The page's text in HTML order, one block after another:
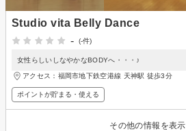
Studio vita Belly Dance
-
(-件)
女性らしいしなやかなBODYへ・・・♪
アクセス：福岡市地下鉄空港線 天神駅 徒歩3分
ポイントが貯まる・使える
その他の情報を表示